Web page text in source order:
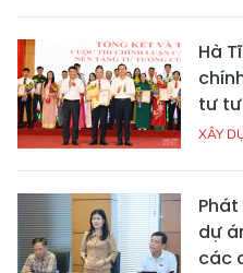
Hà
tư
XÂY
dự
các